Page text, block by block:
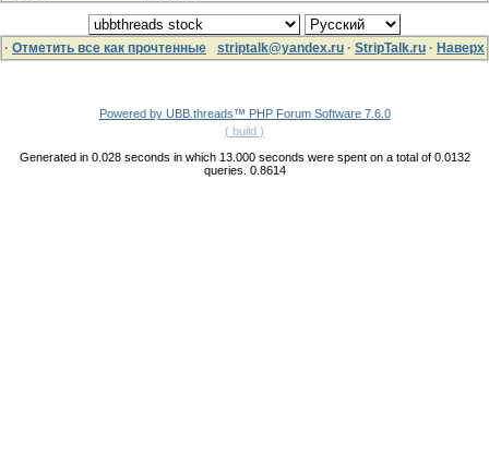
· Отметить все как прочтенные striptalk@yandex.ru · StripTalk.ru · Наверх
Powered by UBB.threads™ PHP Forum Software 7.6.0
( build )
Generated in 0.028 seconds in which 13.000 seconds were spent on a total of 0.0132
queries. 0.8614